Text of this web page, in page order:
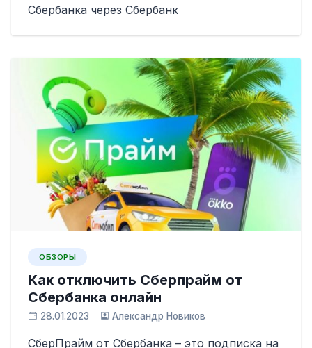
Сбербанка через Сбербанк
ОБЗОРЫ
Как отключить Сберпрайм от
Сбербанка онлайн
28.01.2023 Александр Новиков
СберПрайм от Сбербанка – это подписка на